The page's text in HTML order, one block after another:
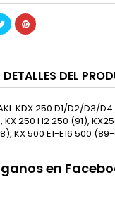
DETALLES DEL
KDX 250 D1/D2/D3/
KX 250 H2 250 (91),
KX 500 E1-E16 500
en